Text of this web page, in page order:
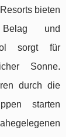
bieten
Belag und
sorgt für
Sonne.
durch die
starten